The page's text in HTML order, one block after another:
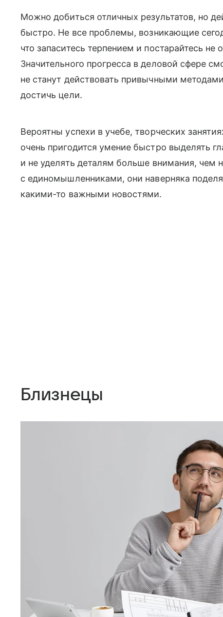
Можно добиться отличных результатов, но
быстро. Не все проблемы, возникающие
что запаситесь терпением и постарайтесь не
Значительного прогресса в деловой сфере
не станут действовать привычными
достичь цели.
Вероятны успехи в учебе, творческих
очень пригодится умение быстро выделять
и не уделять деталям больше внимания, чем
с единомышленниками, они наверняка
какими-то важными новостями.
Близнецы